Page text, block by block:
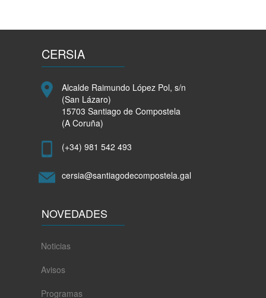
CERSIA
Alcalde Raimundo López Pol, s/n
(San Lázaro)
15703 Santiago de Compostela
(A Coruña)
(+34) 981 542 493
cersia@santiagodecompostela.gal
NOVEDADES
Noticias
Avisos
Programas